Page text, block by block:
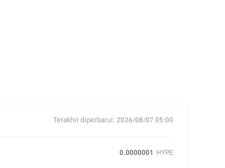
Terakhir diperbarui: 2026/08/07 05:00
0.0000001 HYPE